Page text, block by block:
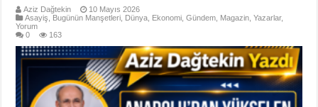
Aziz Dağtekin
10 Mayıs 2026
Asayiş
Bugünün Manşetleri Dünya Ekonomi ,Gündem Magazin ,Yazarlar,
Yorum
0
163